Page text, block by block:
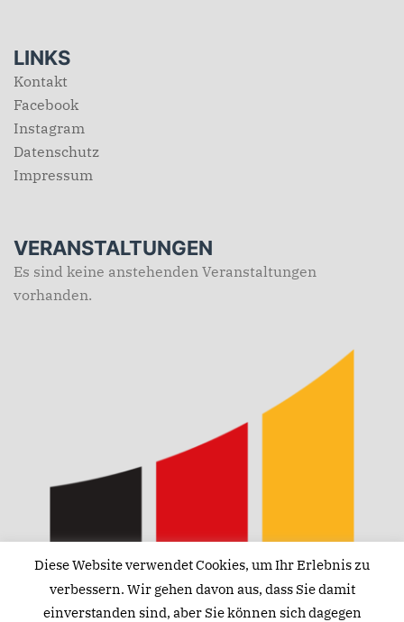
LINKS
Kontakt
Facebook
Instagram
Datenschutz
Impressum
VERANSTALTUNGEN
Es sind keine anstehenden Veranstaltungen
vorhanden.
Diese Website verwendet Cookies, um Ihr Erlebnis zu
verbessern. Wir gehen davon aus, dass Sie damit
einverstanden sind, aber Sie können sich dagegen